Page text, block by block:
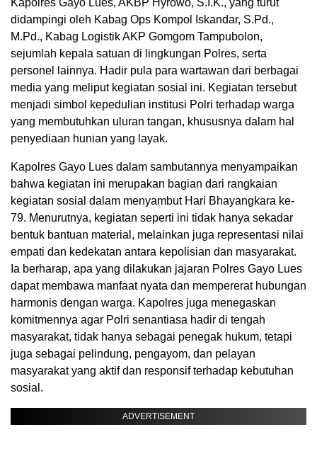
didampingi oleh Kabag Ops Kompol Iskandar, S.Pd.,
M.Pd., Kabag Logistik AKP Gomgom Tampubolon,
sejumlah kepala satuan di lingkungan Polres, serta
personel lainnya. Hadir pula para wartawan dari berbagai
media yang meliput kegiatan sosial ini. Kegiatan tersebut
menjadi simbol kepedulian institusi Polri terhadap warga
yang membutuhkan uluran tangan, khususnya dalam hal
penyediaan hunian yang layak.
Kapolres Gayo Lues dalam sambutannya menyampaikan
bahwa kegiatan ini merupakan bagian dari rangkaian
kegiatan sosial dalam menyambut Hari Bhayangkara ke-
79. Menurutnya, kegiatan seperti ini tidak hanya sekadar
bentuk bantuan material, melainkan juga representasi nilai
empati dan kedekatan antara kepolisian dan masyarakat.
Ia berharap, apa yang dilakukan jajaran Polres Gayo Lues
dapat membawa manfaat nyata dan mempererat hubungan
harmonis dengan warga. Kapolres juga menegaskan
komitmennya agar Polri senantiasa hadir di tengah
masyarakat, tidak hanya sebagai penegak hukum, tetapi
juga sebagai pelindung, pengayom, dan pelayan
masyarakat yang aktif dan responsif terhadap kebutuhan
sosial.
ADVERTISEMENT